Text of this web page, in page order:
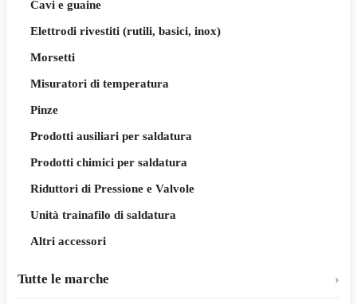
Cavi e guaine
Elettrodi rivestiti (rutili, basici, inox)
Morsetti
Misuratori di temperatura
Pinze
Prodotti ausiliari per saldatura
Prodotti chimici per saldatura
Riduttori di Pressione e Valvole
Unità trainafilo di saldatura
Altri accessori
Tutte le marche